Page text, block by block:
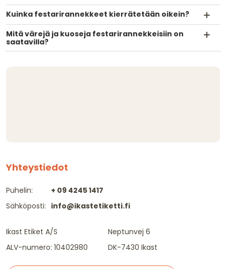
Kuinka festarirannekkeet kierrätetään oikein?
Mitä värejä ja kuoseja festarirannekkeisiin on
saatavilla?
Yhteystiedot
Puhelin:
Sähköposti:
+ 09 4245 1417
info@ikastetiketti.fi
Ikast Etiket A/S
ALV-numero: 10402980
Neptunvej 6
DK-7430 Ikast